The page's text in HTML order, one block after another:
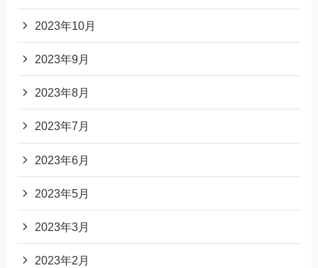
2023年10月
2023年9月
2023年8月
2023年7月
2023年6月
2023年5月
2023年3月
2023年2月